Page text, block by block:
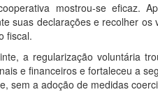
mostrou-se eficaz.
suas declarações e recolher
fiscal.
a regularização voluntária
e financeiros e fortaleceu a
sem a adoção de medidas